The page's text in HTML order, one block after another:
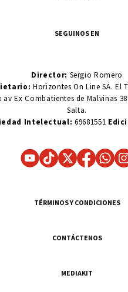
SEGUINOS EN
Director: Sergio Romero
Horizontes On Line SA. El
av Ex Combatientes de Malvinas
Salta.
Intelectual: 69681551
TÉRMINOS Y CONDICIONES
CONTÁCTENOS
MEDIAKIT